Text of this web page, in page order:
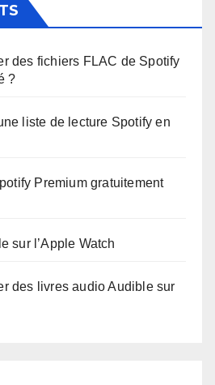
des fichiers FLAC de Spotify
?
liste de lecture Spotify en
Premium gratuitement
sur l’Apple Watch
des livres audio Audible sur